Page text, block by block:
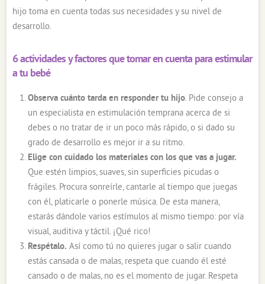
hijo toma en cuenta todas sus necesidades y su nivel de
desarrollo.
6 actividades y factores que tomar en cuenta para estimular
a tu bebé
Observa cuánto tarda en responder tu hijo. Pide consejo a
un especialista en estimulación temprana acerca de si
debes o no tratar de ir un poco más rápido, o si dado su
grado de desarrollo es mejor ir a su ritmo.
Elige con cuidado los materiales con los que vas a jugar.
Que estén limpios, suaves, sin superficies picudas o
frágiles. Procura sonreírle, cantarle al tiempo que juegas
con él, platicarle o ponerle música. De esta manera,
estarás dándole varios estímulos al mismo tiempo: por vía
visual, auditiva y táctil. ¡Qué rico!
Respétalo. Así como tú no quieres jugar o salir cuando
estás cansada o de malas, respeta que cuando él esté
cansado o de malas, no es el momento de jugar. Respeta